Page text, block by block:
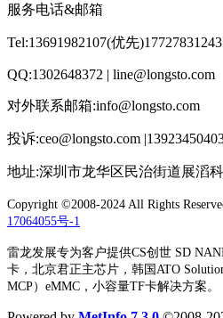
服务电话&邮箱
Tel:13691982107(优先)17727831243
QQ:1302648372 | line@longsto.com
对外联系邮箱:info@longsto.com
投诉:ceo@longsto.com
地址:深圳市龙华区民治街道展滔
Copyright ©2008-2024 All Rights
17064055号-1
雷龙发展专为客户提供CS创世 SD
卡，北京君正主芯片，韩国ATO
MCP）eMMC，小容量TF卡解决方案。